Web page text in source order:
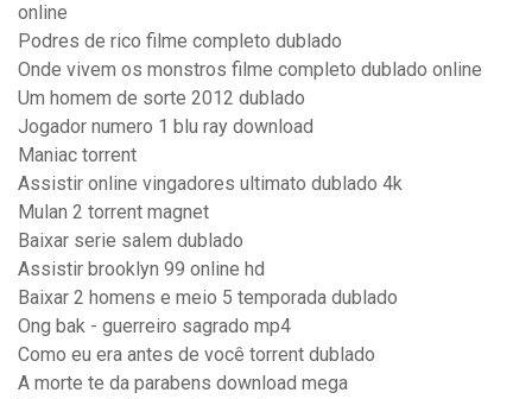
online
Podres de rico filme completo dublado
Onde vivem os monstros filme completo dublado online
Um homem de sorte 2012 dublado
Jogador numero 1 blu ray download
Maniac torrent
Assistir online vingadores ultimato dublado 4k
Mulan 2 torrent magnet
Baixar serie salem dublado
Assistir brooklyn 99 online hd
Baixar 2 homens e meio 5 temporada dublado
Ong bak - guerreiro sagrado mp4
Como eu era antes de você torrent dublado
A morte te da parabens download mega